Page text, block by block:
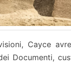
Cayce
Documenti,